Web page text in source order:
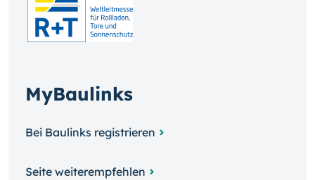
MyBaulinks
Bei Baulinks registrieren
Seite weiterempfehlen